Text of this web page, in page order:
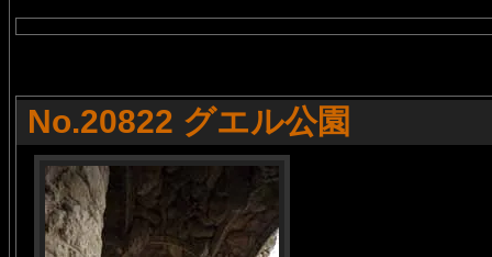
No.20822 グエル公園